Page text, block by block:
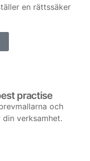
en rättssäker
practise
och
verksamhet.